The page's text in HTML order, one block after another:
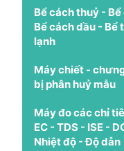
Bể cách thuỷ -
Bể cách dầu - Bể
lạnh
Máy chiết -
bị phân huỷ mẫu
Máy đo các chỉ
EC - TDS - ISE -
Nhiệt độ - Độ dẫn